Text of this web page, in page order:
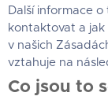
Další informace
kontaktovat a
v našich
vztahuje na
Co jsou to